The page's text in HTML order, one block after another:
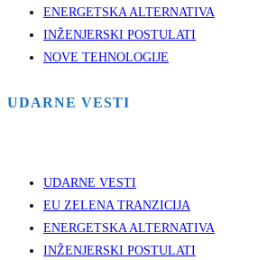
ENERGETSKA ALTERNATIVA
INŽENJERSKI POSTULATI
NOVE TEHNOLOGIJE
UDARNE VESTI
UDARNE VESTI
EU ZELENA TRANZICIJA
ENERGETSKA ALTERNATIVA
INŽENJERSKI POSTULATI